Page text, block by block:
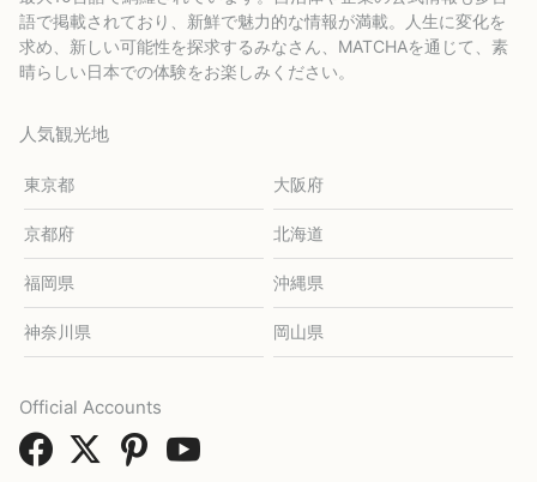
語で掲載されており、新鮮で魅力的な情報が満載。人生に変化を
求め、新しい可能性を探求するみなさん、MATCHAを通じて、素
晴らしい日本での体験をお楽しみください。
人気観光地
東京都 大阪府
京都府 北海道
福岡県 沖縄県
神奈川県 岡山県
Official Accounts